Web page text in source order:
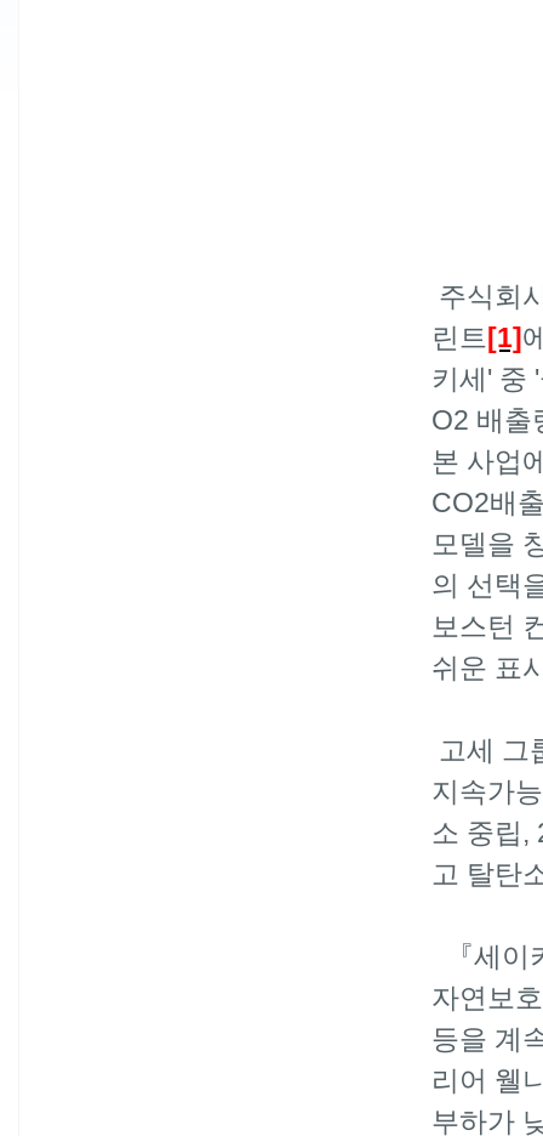
주식회
린트[1]
키세' 중 '
O2 배출
본 사업
CO2배
모델을
의 선택
보스턴
쉬운 표
고세 그
지속가
소 중립,
고 탈탄
『세
자연보
등을 계
리어 웰
부하가